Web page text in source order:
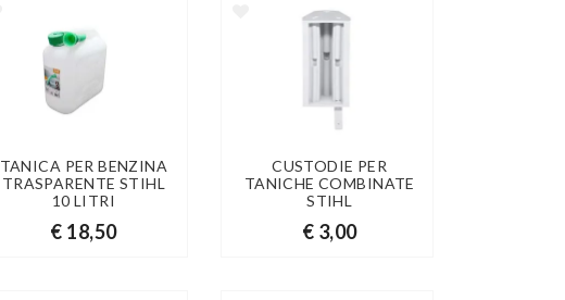
TANICA PER BENZINA
TRASPARENTE STIHL
10 LITRI
€ 18,50
CUSTODIE PER
TANICHE COMBINATE
STIHL
€ 3,00